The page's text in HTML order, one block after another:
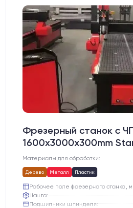
Фрезерный станок с
1600x3000х300mm
Материалы для обработки:
Дерево Металл Пластик
Рабочее поле фрезерного станка,
Цанга:
Подшипники шпинделя: